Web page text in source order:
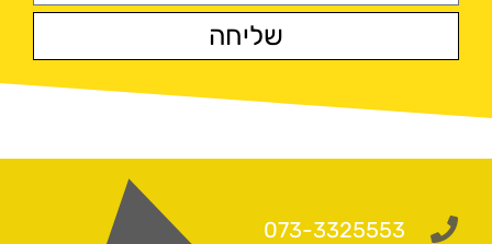
שליחה
073-3325553